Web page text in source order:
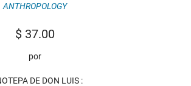
ANTHROPOLOGY
$ 37.00
por
DE DON LUIS :